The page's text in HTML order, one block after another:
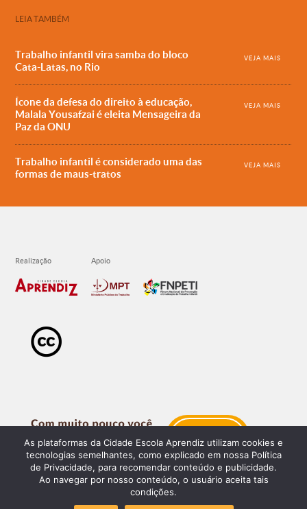
LEIA TAMBÉM
Trabalho infantil vira samba do bloco
Cata-Latas, no Rio
VEJA MAIS
Ícone da defesa do direito à educação,
Malala Yousafzai é eleita Mensageira da
Paz da ONU
VEJA MAIS
Trabalho infantil é considerado uma das
formas de maus-tratos
VEJA MAIS
As plataformas da Cidade Escola Aprendiz utilizam cookies e
tecnologias semelhantes, como explicado em nossa Política
de Privacidade, para recomendar conteúdo e publicidade.
Ao navegar por nosso conteúdo, o usuário aceita tais
condições.